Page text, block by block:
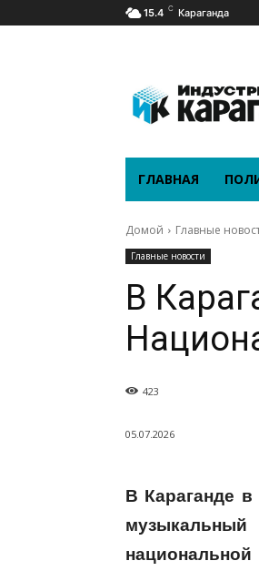
15.4 C Караганда
ГЛАВНАЯ
Домой Главные
Главные новости
В
423
05.07.2026
В Караганде в